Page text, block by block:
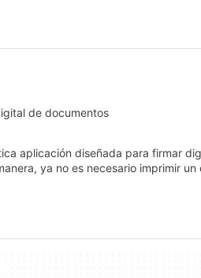
de documentos
aplicación diseñada para firmar
ya no es necesario imprimir